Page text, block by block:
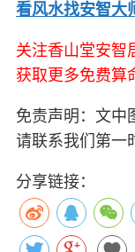
看风水找安智大
关注香山堂安智
获取更多免费算
免责声明：文中
请联系我们第一
分享链接：